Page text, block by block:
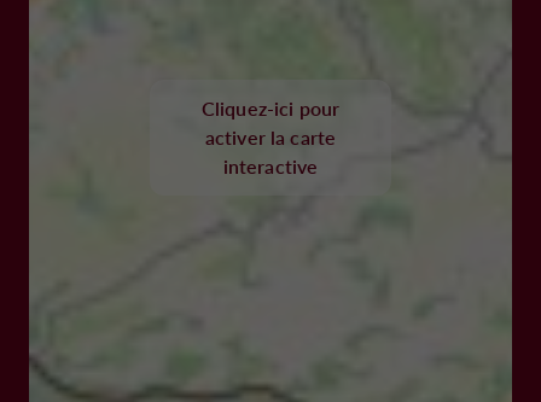
Cliquez-ici pour
activer la carte
interactive